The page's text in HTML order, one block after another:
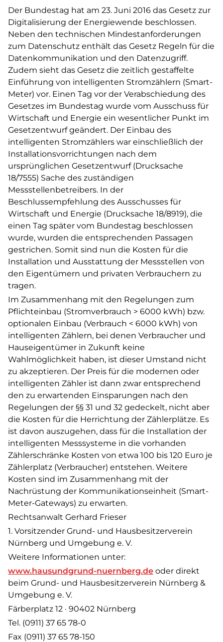
Der Bundestag hat am 23. Juni 2016 das Gesetz zur
Digitalisierung der Energiewende beschlossen.
Neben den technischen Mindestanforderungen
zum Datenschutz enthält das Gesetz Regeln für die
Datenkommunikation und den Datenzugriff.
Zudem sieht das Gesetz die zeitlich gestaffelte
Einführung von intelligenten Stromzählern (Smart-
Meter) vor. Einen Tag vor der Verabschiedung des
Gesetzes im Bundestag wurde vom Ausschuss für
Wirtschaft und Energie ein wesentlicher Punkt im
Gesetzentwurf geändert. Der Einbau des
intelligenten Stromzählers war einschließlich der
Installationsvorrichtungen nach dem
ursprünglichen Gesetzentwurf (Drucksache
18/7555) Sache des zuständigen
Messstellenbetreibers. In der
Beschlussempfehlung des Ausschusses für
Wirtschaft und Energie (Drucksache 18/8919), die
einen Tag später vom Bundestag beschlossen
wurde, wurden die entsprechenden Passagen
gestrichen. Somit sind nun die Kosten für die
Installation und Ausstattung der Messstellen von
den Eigentümern und privaten Verbrauchern zu
tragen.
Im Zusammenhang mit den Regelungen zum
Pflichteinbau (Stromverbrauch > 6000 kWh) bzw.
optionalen Einbau (Verbrauch < 6000 kWh) von
intelligenten Zählern, bei denen Verbraucher und
Hauseigentümer in Zukunft keine
Wahlmöglichkeit haben, ist dieser Umstand nicht
zu akzeptieren. Der Preis für die modernen oder
intelligenten Zähler ist dann zwar entsprechend
den zu erwartenden Einsparungen nach den
Regelungen der §§ 31 und 32 gedeckelt, nicht aber
die Kosten für die Herrichtung der Zählerplätze. Es
ist davon auszugehen, dass für die Installation der
intelligenten Messsysteme in die vorhanden
Zählerschränke Kosten von etwa 100 bis 120 Euro je
Zählerplatz (Verbraucher) entstehen. Weitere
Kosten sind im Zusammenhang mit der
Nachrüstung der Kommunikationseinheit (Smart-
Meter-Gateways) zu erwarten.
Rechtsanwalt Gerhard Frieser
1. Vorsitzender Grund- und Hausbesitzerverein
Nürnberg und Umgebung e. V.
Weitere Informationen unter:
www.hausundgrund-nuernberg.de oder direkt
beim Grund- und Hausbesitzerverein Nürnberg &
Umgebung e. V.
Färberplatz 12 · 90402 Nürnberg
Tel. (0911) 37 65 78-0
Fax (0911) 37 65 78-150